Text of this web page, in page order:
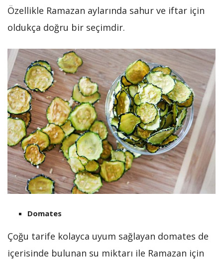
Özellikle Ramazan aylarında sahur ve iftar için
oldukça doğru bir seçimdir.
Domates
Çoğu tarife kolayca uyum sağlayan domates de
içerisinde bulunan su miktarı ile Ramazan için